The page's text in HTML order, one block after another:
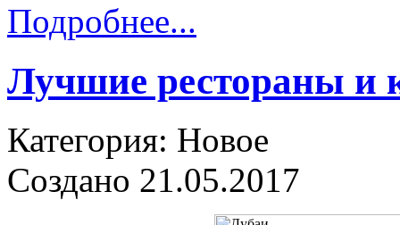
Подробнее...
Лучшие рестораны и
Категория: Новое
Создано 21.05.2017